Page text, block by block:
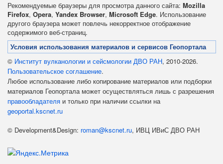
Рекомендуемые браузеры для просмотра данного сайта: Mozilla
Firefox, Opera, Yandex Browser, Microsoft Edge. Использование
другого браузера может повлечь некорректное отображение
содержимого веб-страниц.
Условия использования материалов и сервисов Геопортала
© Институт вулканологии и сейсмологии ДВО РАН, 2010-2026.
Пользовательское соглашение.
Любое использование либо копирование материалов или подборки
материалов Геопортала может осуществляться лишь с разрешения
правообладателя и только при наличии ссылки на
geoportal.kscnet.ru
© Development&Design: roman@kscnet.ru, ИВЦ ИВиС ДВО РАН